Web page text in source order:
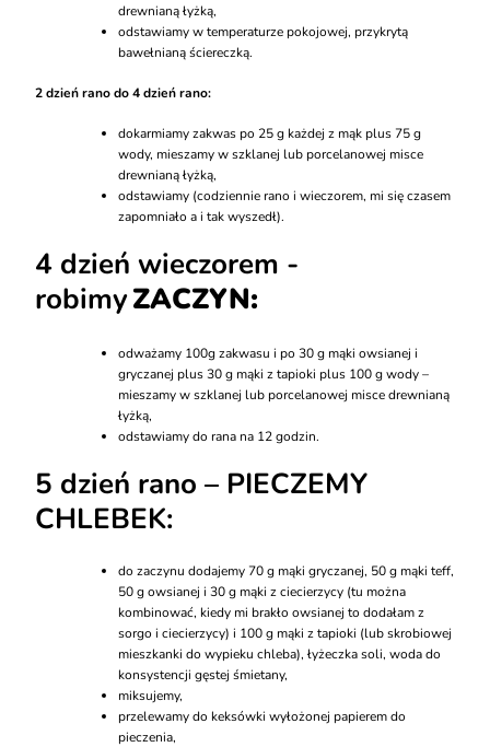
drewnianą łyżką,
odstawiamy w temperaturze pokojowej, przykrytą
bawełnianą ściereczką.
2 dzień rano do 4 dzień rano:
dokarmiamy zakwas po 25 g każdej z mąk plus 75 g
wody, mieszamy w szklanej lub porcelanowej misce
drewnianą łyżką,
odstawiamy (codziennie rano i wieczorem, mi się czasem
zapomniało a i tak wyszedł).
4 dzień wieczorem -
robimyZACZYN:
odważamy 100g zakwasu i po 30 g mąki owsianej i
gryczanej plus 30 g mąki z tapioki plus 100 g wody –
mieszamy w szklanej lub porcelanowej misce drewnianą
łyżką,
odstawiamy do rana na 12 godzin.
5 dzień rano – PIECZEMY
CHLEBEK:
do zaczynu dodajemy 70 g mąki gryczanej, 50 g mąki teff,
50 g owsianej i 30 g mąki z ciecierzycy (tu można
kombinować, kiedy mi brakło owsianej to dodałam z
sorgo i ciecierzycy) i 100 g mąki z tapioki (lub skrobiowej
mieszkanki do wypieku chleba), łyżeczka soli, woda do
konsystencji gęstej śmietany,
miksujemy,
przelewamy do keksówki wyłożonej papierem do
pieczenia,